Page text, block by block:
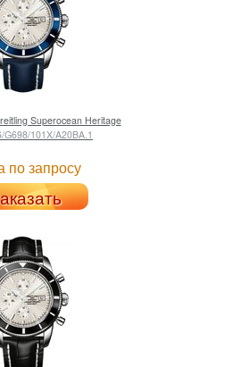
Superocean Heritage
G698/101X/A20BA.1
по запросу